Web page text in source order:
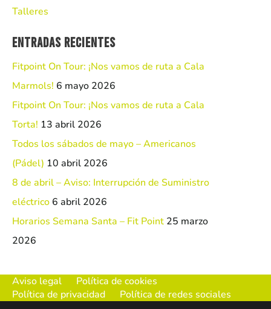
Talleres
Entradas recientes
Fitpoint On Tour: ¡Nos vamos de ruta a Cala
Marmols! 6 mayo 2026
Fitpoint On Tour: ¡Nos vamos de ruta a Cala
Torta! 13 abril 2026
Todos los sábados de mayo – Americanos
(Pádel) 10 abril 2026
8 de abril – Aviso: Interrupción de Suministro
eléctrico 6 abril 2026
Horarios Semana Santa – Fit Point 25 marzo
2026
Aviso legal
Política de cookies
Política de privacidad
Política de redes sociales